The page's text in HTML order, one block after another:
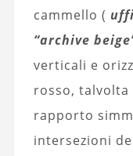
cammello (
“archive
verticali e
rosso, talvolta
rapporto
intersezioni